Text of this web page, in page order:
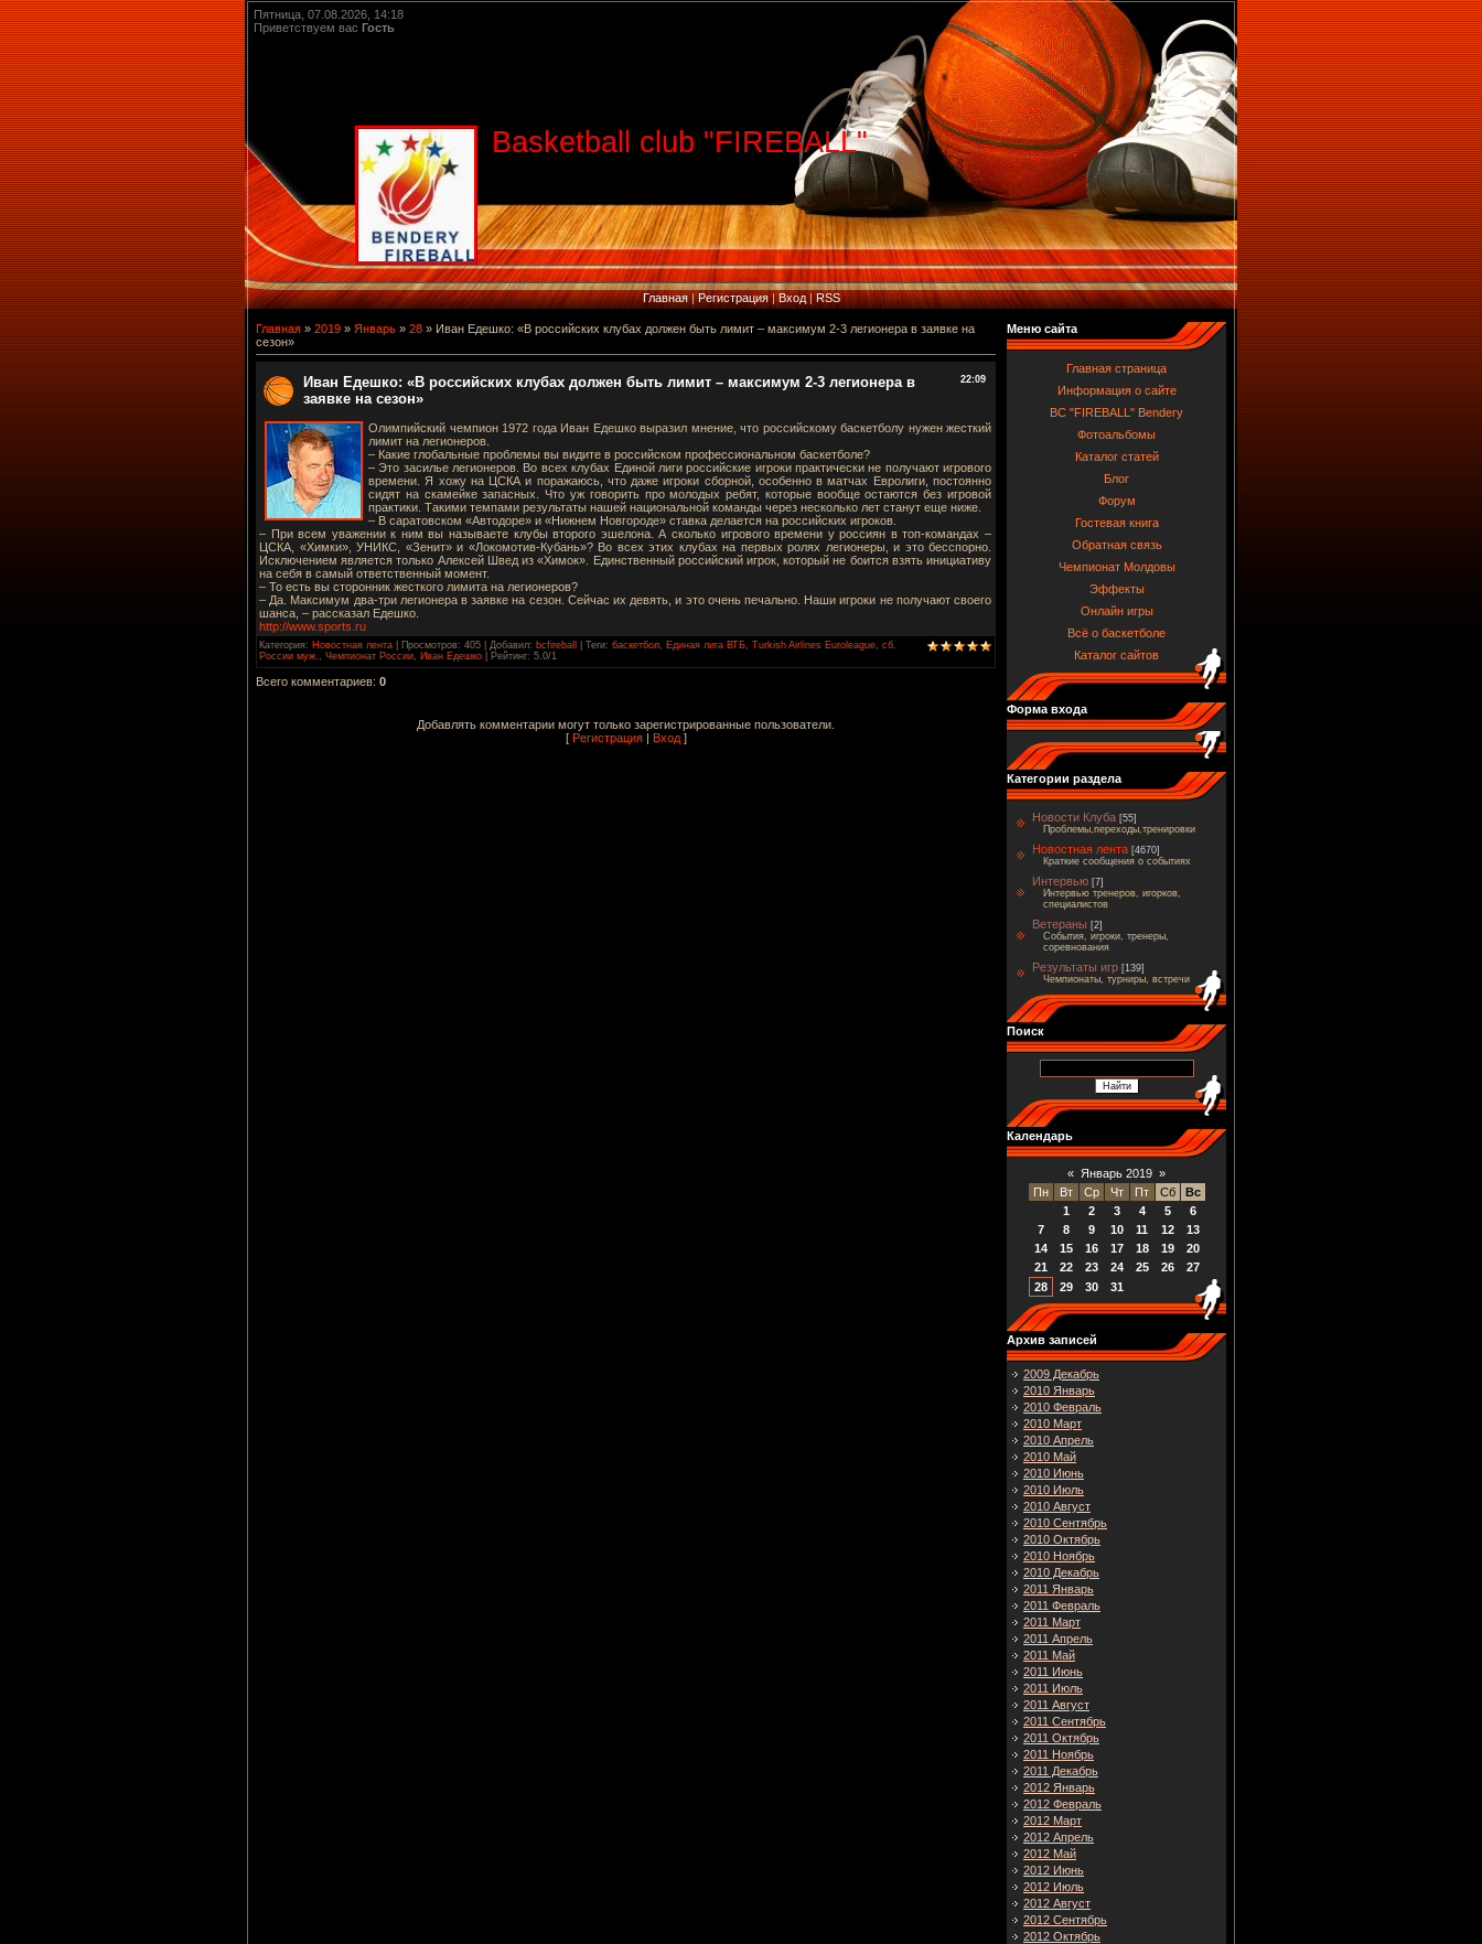
Пятница, 07.08.2026, 14:18
Приветствуем вас Гость
Basketball club "FIREBALL"
Главная|Регистрация|Вход|RSS
Главная » 2019 » Январь » 28 » Иван Едешко: «В российских клубах должен быть лимит – максимум 2-3 легионера в заявке на
сезон»
22:09
Иван Едешко: «В российских клубах должен быть лимит – максимум 2-3 легионера в
заявке на сезон»
Олимпийский чемпион 1972 года Иван Едешко выразил мнение, что российскому баскетболу нужен жесткий
лимит на легионеров.
– Какие глобальные проблемы вы видите в российском профессиональном баскетболе?
– Это засилье легионеров. Во всех клубах Единой лиги российские игроки практически не получают игрового
времени. Я хожу на ЦСКА и поражаюсь, что даже игроки сборной, особенно в матчах Евролиги, постоянно
сидят на скамейке запасных. Что уж говорить про молодых ребят, которые вообще остаются без игровой
практики. Такими темпами результаты нашей национальной команды через несколько лет станут еще ниже.
– В саратовском «Автодоре» и «Нижнем Новгороде» ставка делается на российских игроков.
– При всем уважении к ним вы называете клубы второго эшелона. А сколько игрового времени у россиян в топ-командах –
ЦСКА, «Химки», УНИКС, «Зенит» и «Локомотив-Кубань»? Во всех этих клубах на первых ролях легионеры, и это бесспорно.
Исключением является только Алексей Швед из «Химок». Единственный российский игрок, который не боится взять инициативу
на себя в самый ответственный момент.
– То есть вы сторонник жесткого лимита на легионеров?
– Да. Максимум два-три легионера в заявке на сезон. Сейчас их девять, и это очень печально. Наши игроки не получают своего
шанса, – рассказал Едешко.
http://www.sports.ru
Категория: Новостная лента Просмотров: 405 | Добавил: bcfireball Теги: баскетбол Единая лига ВТБ Turkish Airlines Euroleague сб.
России муж.
Чемпионат России Иван Едешко Рейтинг: 5.0/1
Всего комментариев: 0
Добавлять комментарии могут только зарегистрированные пользователи.
[ Регистрация| Вход]
Меню сайта
Главная страница
Информация о сайте
BC "FIREBALL" Bendery
Фотоальбомы
Каталог статей
Блог
Форум
Гостевая книга
Обратная связь
Чемпионат Молдовы
Эффекты
Онлайн игры
Всё о баскетболе
Каталог сайтов
Форма входа
Категории раздела
Новости Клуба [55]
Проблемы,переходы,тренировки
Новостная лента [4670]
Краткие сообщения о событиях
Интервью [7]
Интервью тренеров, игорков,
специалистов
Ветераны [2]
События, игроки, тренеры,
соревнования
Результаты игр [139]
Чемпионаты, турниры, встречи
Поиск
Календарь
« Январь 2019 »
Пн
Вт Ср Чт Пт Сб
Вс
1
2 3 4 5
6
7
8 9 10 11 12
13
14
15 16 17 18 19
20
21
22 23 24 25 26
27
28
29 30 31
Архив записей
2009 Декабрь
2010 Январь
2010 Февраль
2010 Март
2010 Апрель
2010 Май
2010 Июнь
2010 Июль
2010 Август
2010 Сентябрь
2010 Октябрь
2010 Ноябрь
2010 Декабрь
2011 Январь
2011 Февраль
2011 Март
2011 Апрель
2011 Май
2011 Июнь
2011 Июль
2011 Август
2011 Сентябрь
2011 Октябрь
2011 Ноябрь
2011 Декабрь
2012 Январь
2012 Февраль
2012 Март
2012 Апрель
2012 Май
2012 Июнь
2012 Июль
2012 Август
2012 Сентябрь
2012 Октябрь